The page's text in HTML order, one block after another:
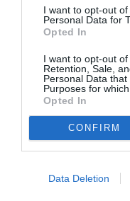
I want to opt-out
Personal Data for
Opted In
I want to opt-out of
Retention, Sale,
Personal Data
Purposes for
Opted In
CONFIRM
Data Deletion
leçons utiles pour
périphéries, à travers
africains, nés ou
grandi de Paris à
des jeunes qui
qui la nationalité est